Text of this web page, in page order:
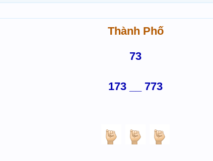
Thành Phố
73
173 __ 773